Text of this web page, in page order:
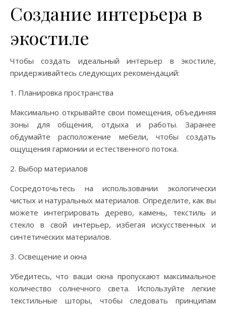
Создание интерьера в
экостиле
Чтобы создать идеальный интерьер в экостиле,
придерживайтесь следующих рекомендаций:
1. Планировка пространства
Максимально открывайте свои помещения, объединяя
зоны для общения, отдыха и работы. Заранее
обдумайте расположение мебели, чтобы создать
ощущения гармонии и естественного потока.
2. Выбор материалов
Сосредоточьтесь на использовании экологически
чистых и натуральных материалов. Определите, как вы
можете интегрировать дерево, камень, текстиль и
стекло в свой интерьер, избегая искусственных и
синтетических материалов.
3. Освещение и окна
Убедитесь, что ваши окна пропускают максимальное
количество солнечного света. Используйте легкие
текстильные шторы, чтобы следовать принципам